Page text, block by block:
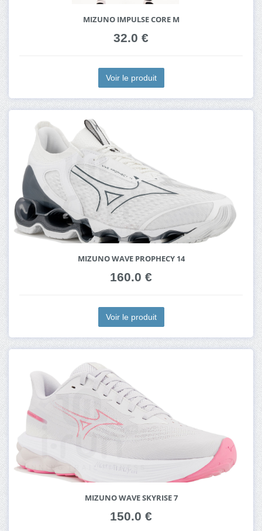
MIZUNO IMPULSE CORE M
32.0 €
Voir le produit
MIZUNO WAVE PROPHECY 14
160.0 €
Voir le produit
MIZUNO WAVE SKYRISE 7
150.0 €